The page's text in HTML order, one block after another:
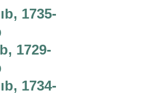
1735-
1729-
1734-